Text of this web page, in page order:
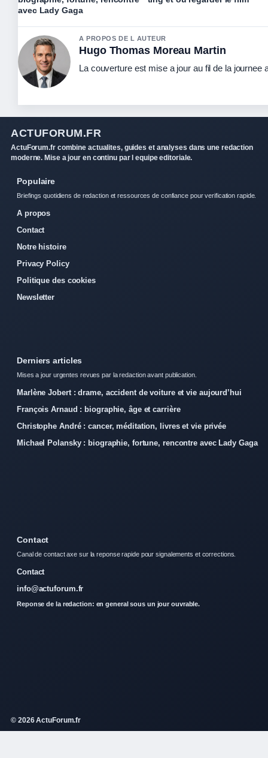
avec Lady Gaga
A PROPOS DE L AUTEUR
Hugo Thomas Moreau Martin
La couverture est mise a jour au fil de la
ACTUFORUM.FR
ActuForum.fr combine actualites, guides et analyses dans une redaction
moderne. Mise a jour en continu par l equipe editoriale.
Populaire
Briefings quotidiens de redaction et ressources de confiance pour verification rapide.
A propos
Contact
Notre histoire
Privacy Policy
Politique des cookies
Newsletter
Derniers articles
Mises a jour urgentes revues par la redaction avant publication.
Marlène Jobert : drame, accident de voiture et vie aujourd’hui
François Arnaud : biographie, âge et carrière
Christophe André : cancer, méditation, livres et vie privée
Michael Polansky : biographie, fortune, rencontre avec Lady Gaga
Contact
Canal de contact axe sur la reponse rapide pour signalements et corrections.
Contact
info@actuforum.fr
Reponse de la redaction: en general sous un jour ouvrable.
© 2026 ActuForum.fr